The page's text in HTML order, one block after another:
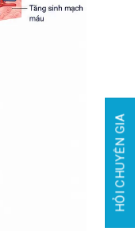
HỎI CHUYÊN GIA